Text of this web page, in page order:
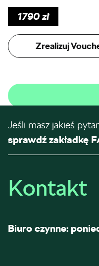
1790zł
Zrealizuj
Jeśli masz jakieś
sprawdź zakładkę
Kontakt
Biuro czynne: